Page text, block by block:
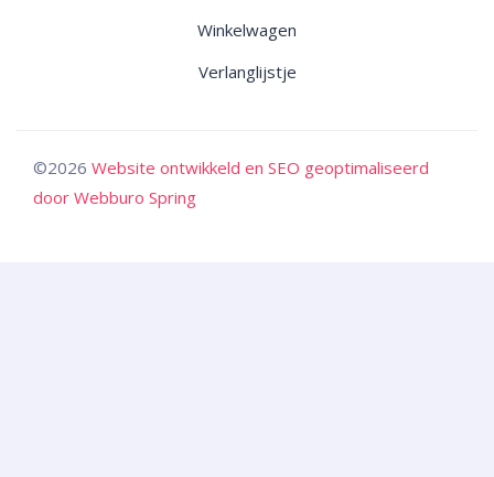
Winkelwagen
Verlanglijstje
©2026 Website ontwikkeld en SEO geoptimaliseerd
door Webburo Spring